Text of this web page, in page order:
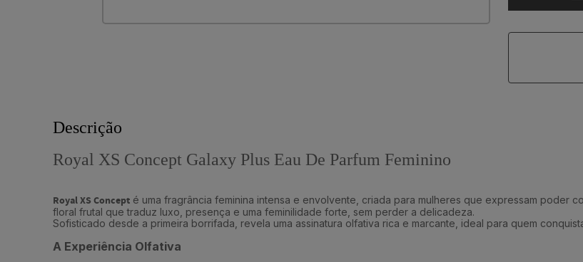
Descrição
Royal XS Concept Galaxy Plus Eau De Parfum Feminino
Royal XS Concepté uma fragrância feminina intensa e envolvente, criada para mulheres que expressam poder
floral frutal que traduz luxo, presença e uma feminilidade forte, sem perder a delicadeza.
Sofisticado desde a primeira borrifada, revela uma assinatura olfativa rica e marcante, ideal para quem
A Experiência Olfativa